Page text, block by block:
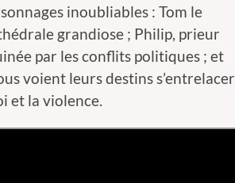
inoubliables : Tom le
grandiose ; Philip, prieur
par les conflits politiques ; et
voient leurs destins s’entrelacer
et la violence.